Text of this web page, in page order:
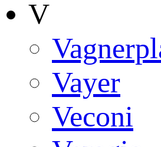
V
Vayer
Veconi